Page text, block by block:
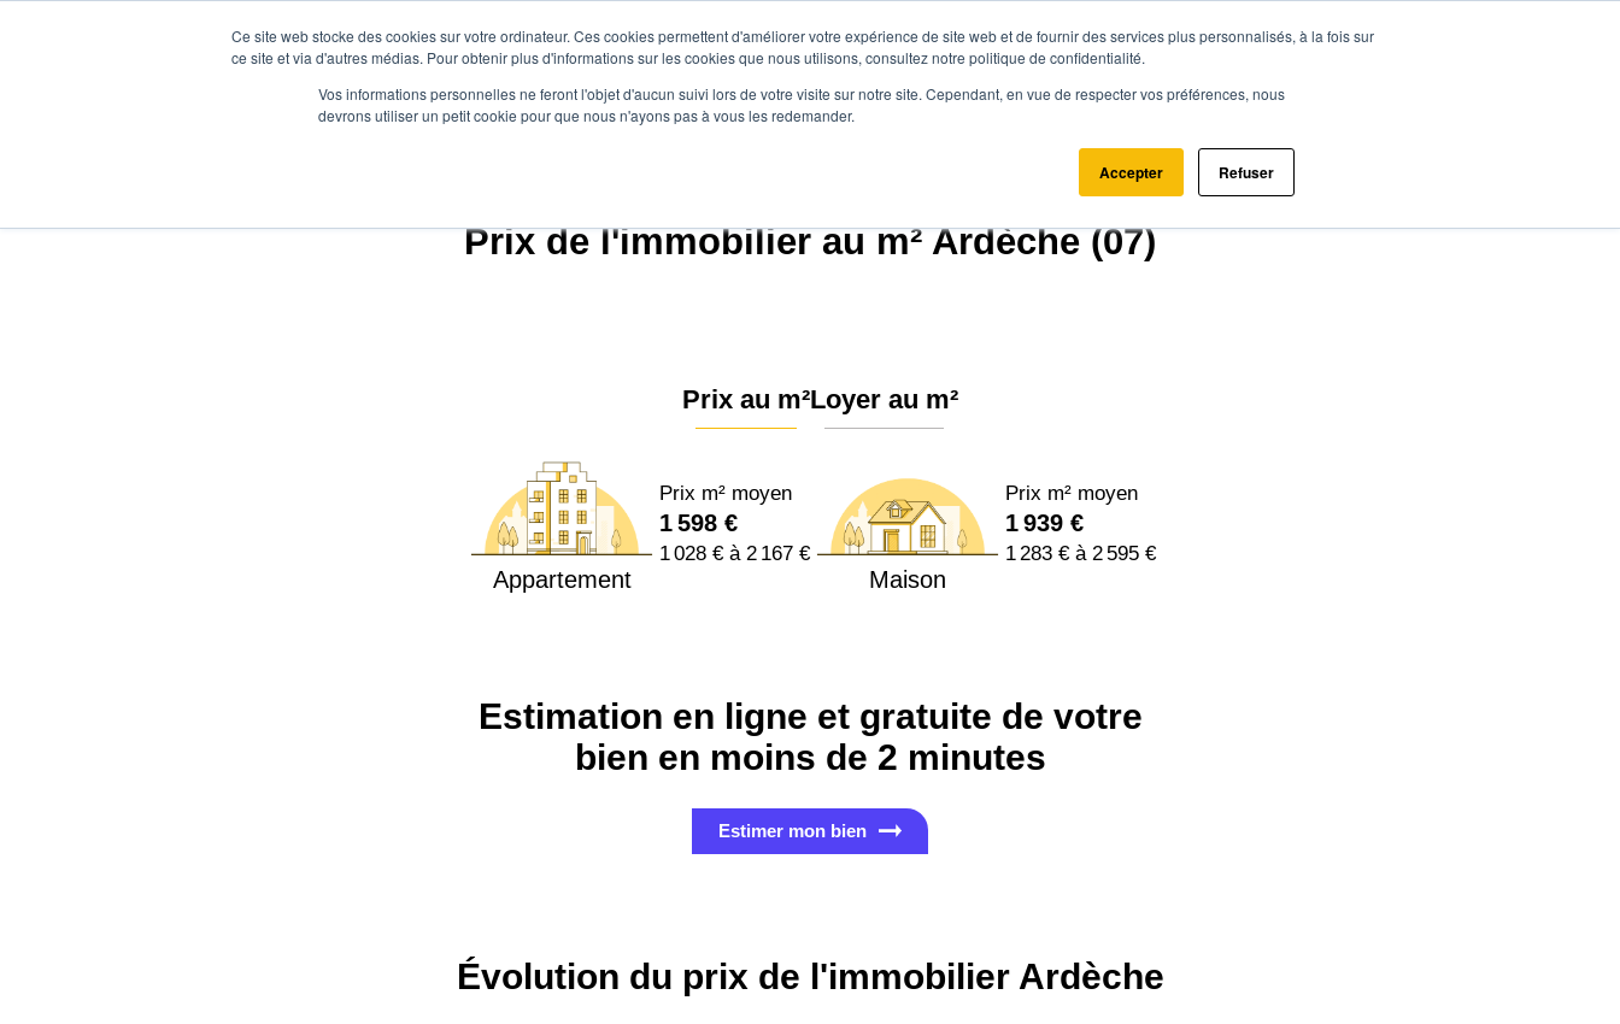
Ce site web stocke des cookies sur votre ordinateur. Ces cookies permettent d'améliorer votre expérience de site web et de fournir des services plus personnalisés, à la fois sur
ce site et via d'autres médias. Pour obtenir plus d'informations sur les cookies que nous utilisons, consultez notre politique de confidentialité.
Vos informations personnelles ne feront l'objet d'aucun suivi lors de votre visite sur notre site. Cependant, en vue de respecter vos préférences, nous
devrons utiliser un petit cookie pour que nous n'ayons pas à vous les redemander.
Accepter Refuser
Prix immobilier Vendre avec Agence.immo
Prix de l'immobilier au m² Ardèche (07)
Prix au m²
Appartement
Prix m² moyen
1 598 €
1 028 € à 2 167 €
Loyer au m²
Maison
Prix m² moyen
1 939 €
1 283 € à 2 595 €
Estimation en ligne et gratuite de votre
bien en moins de 2 minutes
Estimer mon bien
Évolution du prix de l'immobilier Ardèche